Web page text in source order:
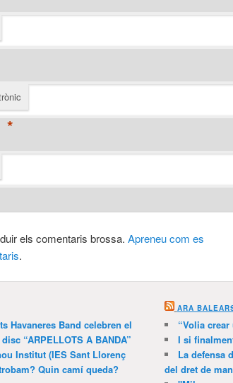
*
els comentaris brossa. Apreneu com es
.
Havaneres Band celebren el
“ARPELLOTS A BANDA”
Institut (IES Sant Llorenç
Quin camí queda?
ARA
“Volia crear
I si
La defensa
del dret de